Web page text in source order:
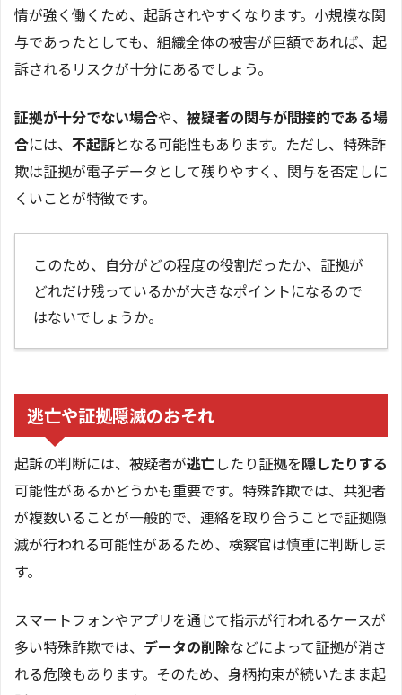
情が強く働くため、起訴されやすくなります。小規模な関
与であったとしても、組織全体の被害が巨額であれば、起
訴されるリスクが十分にあるでしょう。
証拠が十分でない場合や、 被疑者の関与が間接的である場
合には、 不起訴となる可能性もあります。ただし、特殊詐
欺は証拠が電子データとして残りやすく、関与を否定しに
くいことが特徴です。
このため、自分がどの程度の役割だったか、証拠が
どれだけ残っているかが大きなポイントになるので
はないでしょうか。
逃亡や証拠隠滅のおそれ
起訴の判断には、被疑者が逃亡したり証拠を隠したりする
可能性があるかどうかも重要です。特殊詐欺では、共犯者
が複数いることが一般的で、連絡を取り合うことで証拠隠
滅が行われる可能性があるため、検察官は慎重に判断しま
す。
スマートフォンやアプリを通じて指示が行われるケースが
多い特殊詐欺では、 データの削除などによって証拠が消さ
れる危険もあります。そのため、身柄拘束が続いたまま起